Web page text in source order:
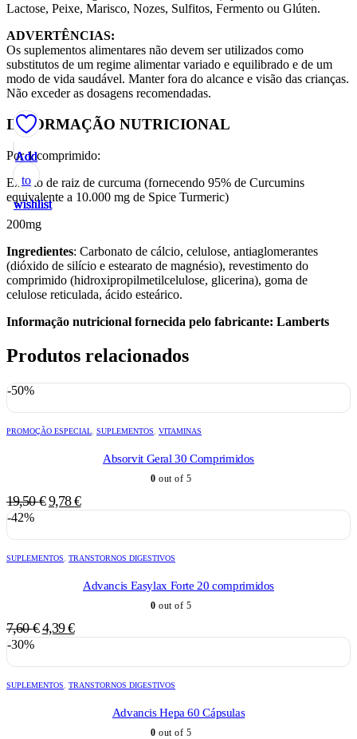
Lactose, Peixe, Marisco, Nozes, Sulfitos, Fermento ou Glúten.
ADVERTÊNCIAS:
Os suplementos alimentares não devem ser utilizados como
substitutos de um regime alimentar variado e equilibrado e de um
modo de vida saudável. Manter fora do alcance e visão das crianças.
Não exceder as dosagens recomendadas.
INFORMAÇÃO NUTRICIONAL
Por 1 comprimido:
Extrato de raiz de curcuma (fornecendo 95% de Curcumins
equivalente a 10.000 mg de Spice Turmeric)
200mg
Ingredientes: Carbonato de cálcio, celulose, antiaglomerantes
(dióxido de silício e estearato de magnésio), revestimento do
comprimido (hidroxipropilmetilcelulose, glicerina), goma de
celulose reticulada, ácido esteárico.
Informação nutricional fornecida pelo fabricante: Lamberts
Produtos relacionados
-50%
Add
to
wishlist
PROMOÇÃO ESPECIAL SUPLEMENTOS VITAMINAS
Absorvit Geral 30 Comprimidos
0 out of 5
19,50€ O
19,50 €.
9,78€O
9,78 €.
-42%
Add
to
wishlist
SUPLEMENTOS TRANSTORNOS DIGESTIVOS
Advancis Easylax Forte 20 comprimidos
0 out of 5
7,60€ O
7,60 €.
4,39€O
4,39 €.
-30%
Add
to
wishlist
SUPLEMENTOS TRANSTORNOS DIGESTIVOS
Advancis Hepa 60 Cápsulas
0 out of 5
Add
to
wishlist
Add
to
wishlist